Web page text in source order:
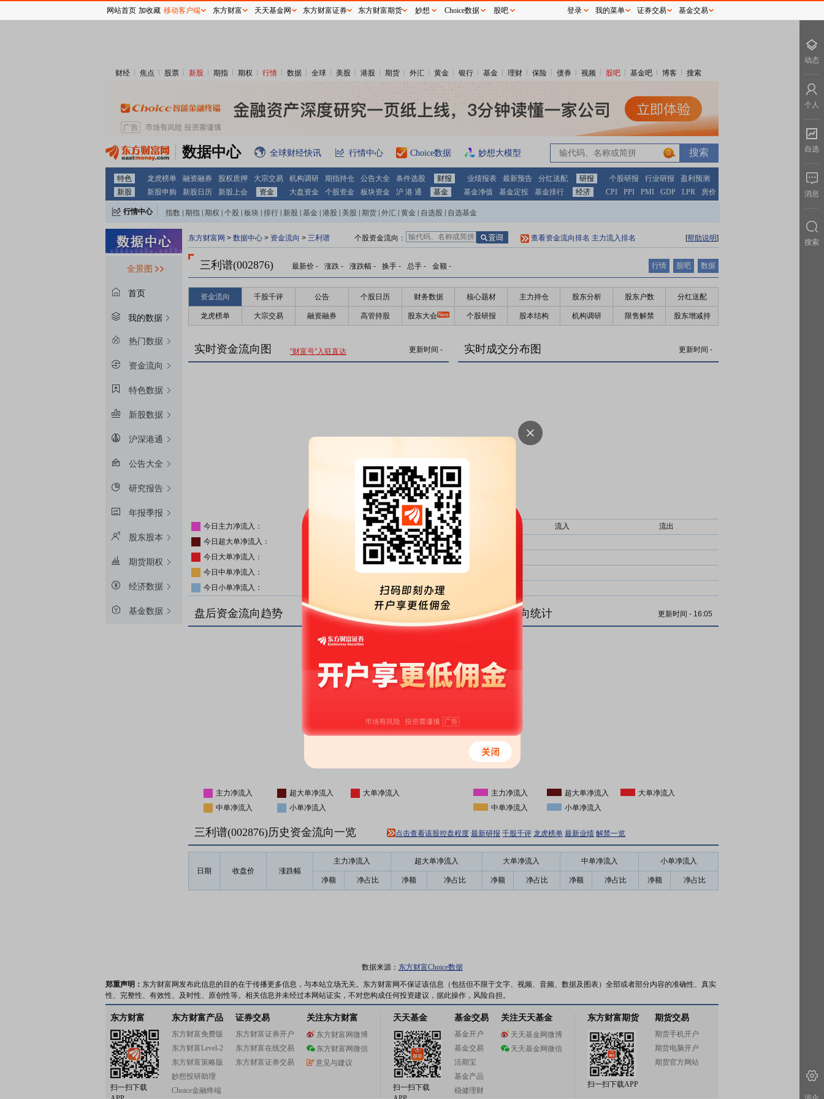
财经 焦点 股票 新股 期指 期权 行情 数据 全球 美股 港股 期货 外汇 黄金 银行 基金 理财 保险 债券 视频 股吧 基金吧 博客 搜索
数据中心 全球财经快讯 行情中心 Choice数据 妙想大模型 0
特色 龙虎榜单 融资融券 股权质押 大宗交易 机构调研 期指持仓 公告大全 条件选股 财报 业绩报表 最新预告 分红送配 研报 个股研报 行业研报
盈利预测
新股
新股申购 新股日历 新股上会 资金 大盘资金 个股资金 板块资金 沪 港 通 基金 基金净值 基金定投 基金排行 经济 CPI PPI PMI GDP LPR 房价
行情中心 指数 期指 期权 个股 板块 排行 新股 基金 港股 美股 期货 外汇 黄金 自选股 自选基金
全景图
首页
我的数据
热门数据
资金流向
特色数据
新股数据
沪深港通
公告大全
研究报告
年报季报
股东股本
期货期权
经济数据
基金数据
东方财富网 > 数据中心 > 资金流向 > 三利谱 个股资金流向： 查看资金流向排名 主力流入排名 [帮助说明]
三利谱(002876) 最新价 - 涨跌 - 涨跌幅 - 换手 - 总手 - 金额 - 行情 股吧 数据
资金流向 千股千评 公告 个股日历 财务数据 核心题材 主力持仓 股东分析 股东户数 分红送配
龙虎榜单 大宗交易 融资融券 高管持股 股东大会 个股研报 股本结构 机构调研 限售解禁 股东增减持
实时资金流向图 “财富号”入驻直达 更新时间 -
今日主力净流入：
主力净比：
今日超大单净流入：
超大单净比：
今日大单净流入：
大单净比：
今日中单净流入：
中单净比：
今日小单净流入：
实时成交分布图 更新时间 -
流入
流出
盘后资金流向趋势
主力净流入 超大单净流入
大单净流入
中单净流入
小单净流入
盘后资金流向统计 更新时间 - 16:05
主力净流入 超大单净流入
大单净流入
中单净流入
小单净流入
三利谱(002876)历史资金流向一览 点击查看该股控盘程度 最新研报 千股千评 龙虎榜单 最新业绩 解禁一览
日期 收盘价 涨跌幅
主力净流入 超大单净流入 大单净流入 中单净流入 小单净流入
净额 净占比 净额 净占比 净额 净占比 净额 净占比 净额 净占比
数据来源： 东方财富Choice数据
郑重声明： 东方财富网发布此信息的目的在于传播更多信息，与本站立场无关。东方财富网不保证该信息（包括但不限于文字、视频、音频、数据及图表）全部或者部分内容的准确性、真实
性、完整性、有效性、及时性、原创性等。相关信息并未经过本网站证实，不对您构成任何投资建议，据此操作，风险自担。
东方财富
扫一扫下载
东方财富产品
东方财富免费版
东方财富Level-2
东方财富策略版
妙想投研助理
Choice金融终端
证券交易
东方财富证券开户
东方财富在线交易
东方财富证券交易
关注东方财富
东方财富网微博
东方财富网微信
意见与建议
天天基金
扫一扫下载
基金交易
基金开户
基金交易
活期宝
基金产品
稳健理财
关注天天基金
天天基金网微博
天天基金网微信
东方财富期货
扫一扫下载APP
期货交易
期货手机开户
期货电脑开户
期货官方网站
网站首页 加收藏 移动客户端 东方财富 天天基金网 东方财富证券 东方财富期货 妙想 Choice数据 股吧 登录 我的菜单 证券交易 基金交易
动态
个人
自选
消息
搜索